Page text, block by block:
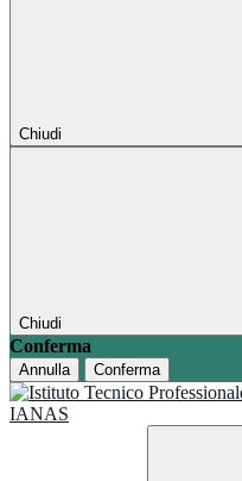
Chiudi
Chiudi
Conferma
Annulla Conferma